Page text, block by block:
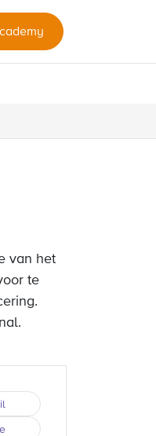
van het
te
.
.